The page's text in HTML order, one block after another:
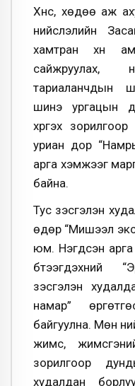
Хүнс, хөдөө аж
нийслэлийн
хамтран хүн
сайжруулах,
тариаланчдын
шинэ ургацын
хүргэх зорилгоор
уриан дор
арга хэмжээг
байна.
Тус үзэсгэлэн
өдөр “Мишээл
юм. Нэгдсэн арга
бүтээгдэхүүний
үзэсгэлэн
намар”
байгуулна. Мөн
жимс,
зорилгоор
худалдан